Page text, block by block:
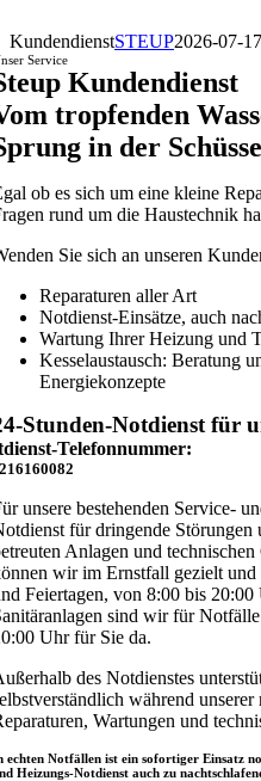
Inhalt
springen
KundendienstSTEUP2026-07-
Service
Kundendienst
tropfenden
in der
ob es sich um eine kleine
rund um die Haustechnik
Sie sich an unseren
Reparaturen aller Art
Notdienst-Einsätze, auch
Wartung Ihrer Heizung und
Kesselaustausch: Beratung
Energiekonzepte
Stunden-Notdienst für
Telefonnummer:
unsere bestehenden Service-
für dringende
Anlagen und
wir im Ernstfall gezielt und
Feiertagen, von 8:00 bis
sind wir für
Uhr für Sie da.
des Notdienstes
während
Wartungen und
echten Notfällen ist ein sofortiger Einsatz
Heizungs-Notdienst auch zu